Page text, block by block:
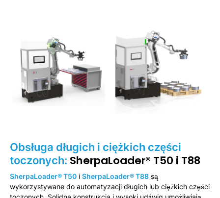
Obsługa długich i ciężkich części
toczonych: SherpaLoader® T50 i T88
SherpaLoader® T50 i SherpaLoader® T88 są
wykorzystywane do automatyzacji długich lub ciężkich części